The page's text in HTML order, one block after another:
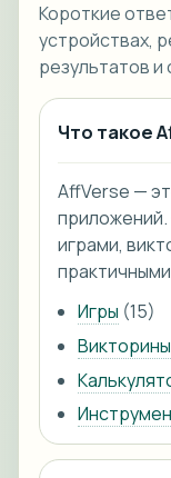
Короткие
устройствах,
результатов и
Что такое
AffVerse —
приложений.
играми,
Игры (15)
Викторины